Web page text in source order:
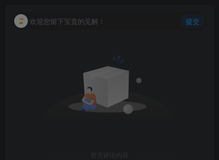
欢迎您留下宝贵的见解！ 提交
暂无评论内容